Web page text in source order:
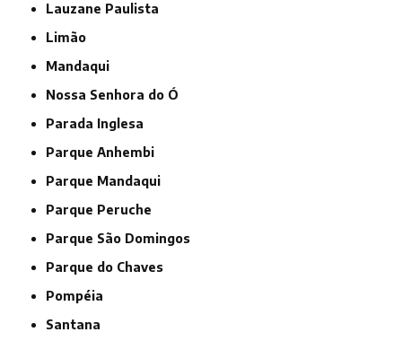
Lauzane Paulista
Limão
Mandaqui
Nossa Senhora do Ó
Parada Inglesa
Parque Anhembi
Parque Mandaqui
Parque Peruche
Parque São Domingos
Parque do Chaves
Pompéia
Santana